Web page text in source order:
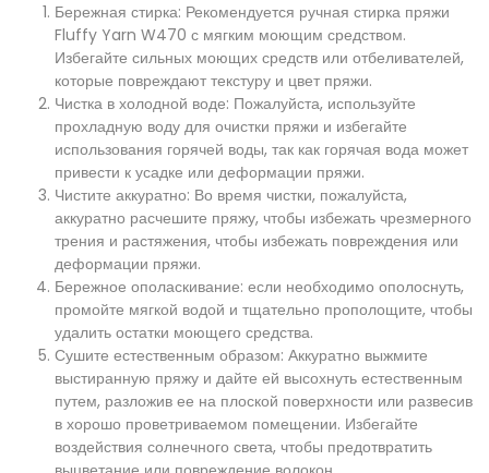
Бережная стирка: Рекомендуется ручная стирка пряжи
Fluffy Yarn W470 с мягким моющим средством.
Избегайте сильных моющих средств или отбеливателей,
которые повреждают текстуру и цвет пряжи.
Чистка в холодной воде: Пожалуйста, используйте
прохладную воду для очистки пряжи и избегайте
использования горячей воды, так как горячая вода может
привести к усадке или деформации пряжи.
Чистите аккуратно: Во время чистки, пожалуйста,
аккуратно расчешите пряжу, чтобы избежать чрезмерного
трения и растяжения, чтобы избежать повреждения или
деформации пряжи.
Бережное ополаскивание: если необходимо ополоснуть,
промойте мягкой водой и тщательно прополощите, чтобы
удалить остатки моющего средства.
Сушите естественным образом: Аккуратно выжмите
выстиранную пряжу и дайте ей высохнуть естественным
путем, разложив ее на плоской поверхности или развесив
в хорошо проветриваемом помещении. Избегайте
воздействия солнечного света, чтобы предотвратить